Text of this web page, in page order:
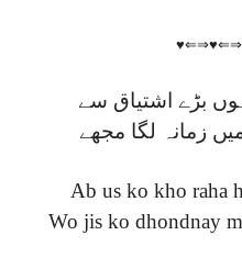
بڑے اشتیاق سے
زمانہ لگا مجھے
Ab us ko kho raha
Wo jis ko dhondnay